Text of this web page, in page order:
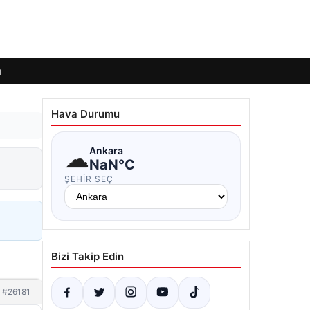
#26181
Hava Durumu
☁Ankara
NaN°C
ŞEHIR SEÇ
Bizi Takip Edin